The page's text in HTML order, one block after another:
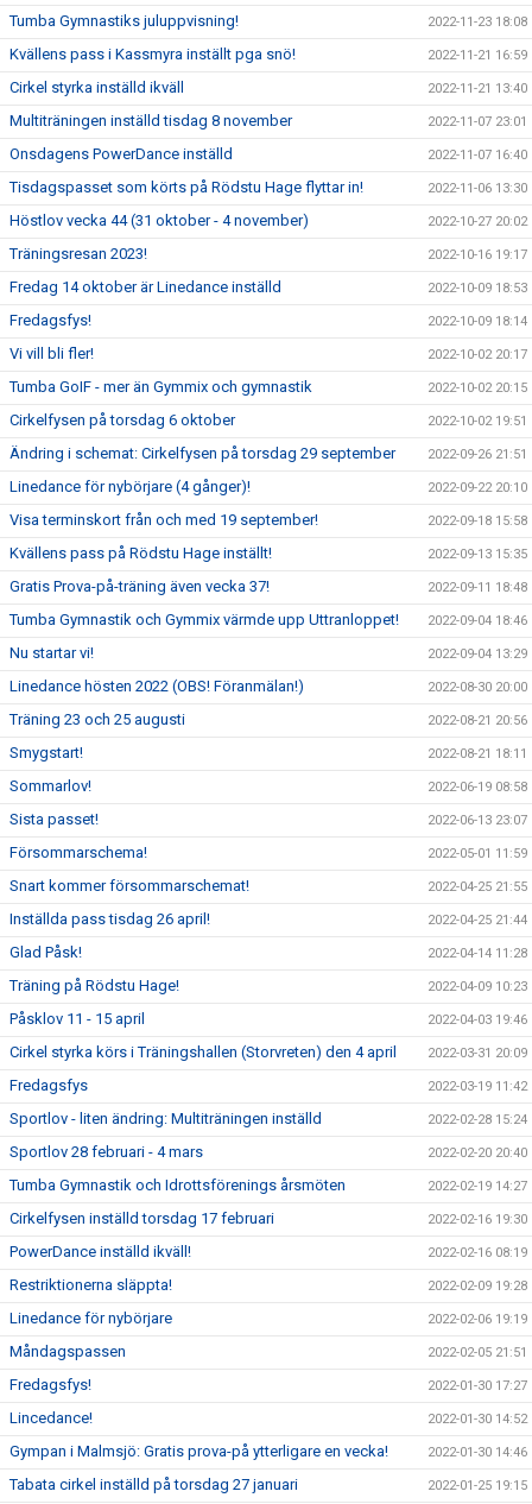
Tumba Gymnastiks juluppvisning! 2022-11-23 18:08
Kvällens pass i Kassmyra inställt pga snö! 2022-11-21 16:59
Cirkel styrka inställd ikväll 2022-11-21 13:40
Multiträningen inställd tisdag 8 november 2022-11-07 23:01
Onsdagens PowerDance inställd 2022-11-07 16:40
Tisdagspasset som körts på Rödstu Hage flyttar in! 2022-11-06 13:30
Höstlov vecka 44 (31 oktober - 4 november) 2022-10-27 20:02
Träningsresan 2023! 2022-10-16 19:17
Fredag 14 oktober är Linedance inställd 2022-10-09 18:53
Fredagsfys! 2022-10-09 18:14
Vi vill bli fler! 2022-10-02 20:17
Tumba GoIF - mer än Gymmix och gymnastik 2022-10-02 20:15
Cirkelfysen på torsdag 6 oktober 2022-10-02 19:51
Ändring i schemat: Cirkelfysen på torsdag 29 september 2022-09-26 21:51
Linedance för nybörjare (4 gånger)! 2022-09-22 20:10
Visa terminskort från och med 19 september! 2022-09-18 15:58
Kvällens pass på Rödstu Hage inställt! 2022-09-13 15:35
Gratis Prova-på-träning även vecka 37! 2022-09-11 18:48
Tumba Gymnastik och Gymmix värmde upp Uttranloppet! 2022-09-04 18:46
Nu startar vi! 2022-09-04 13:29
Linedance hösten 2022 (OBS! Föranmälan!) 2022-08-30 20:00
Träning 23 och 25 augusti 2022-08-21 20:56
Smygstart! 2022-08-21 18:11
Sommarlov! 2022-06-19 08:58
Sista passet! 2022-06-13 23:07
Försommarschema! 2022-05-01 11:59
Snart kommer försommarschemat! 2022-04-25 21:55
Inställda pass tisdag 26 april! 2022-04-25 21:44
Glad Påsk! 2022-04-14 11:28
Träning på Rödstu Hage! 2022-04-09 10:23
Påsklov 11 - 15 april 2022-04-03 19:46
Cirkel styrka körs i Träningshallen (Storvreten) den 4 april 2022-03-31 20:09
Fredagsfys 2022-03-19 11:42
Sportlov - liten ändring: Multiträningen inställd 2022-02-28 15:24
Sportlov 28 februari - 4 mars 2022-02-20 20:40
Tumba Gymnastik och Idrottsförenings årsmöten 2022-02-19 14:27
Cirkelfysen inställd torsdag 17 februari 2022-02-16 19:30
PowerDance inställd ikväll! 2022-02-16 08:19
Restriktionerna släppta! 2022-02-09 19:28
Linedance för nybörjare 2022-02-06 19:19
Måndagspassen 2022-02-05 21:51
Fredagsfys! 2022-01-30 17:27
Lincedance! 2022-01-30 14:52
Gympan i Malmsjö: Gratis prova-på ytterligare en vecka! 2022-01-30 14:46
Tabata cirkel inställd på torsdag 27 januari 2022-01-25 19:15